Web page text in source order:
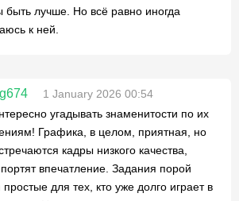
быть лучше. Но всё равно иногда
к ней.
1 January 2026 00:54
угадывать знаменитости по их
Графика, в целом, приятная, но
кадры низкого качества,
впечатление. Задания порой
для тех, кто уже долго играет в